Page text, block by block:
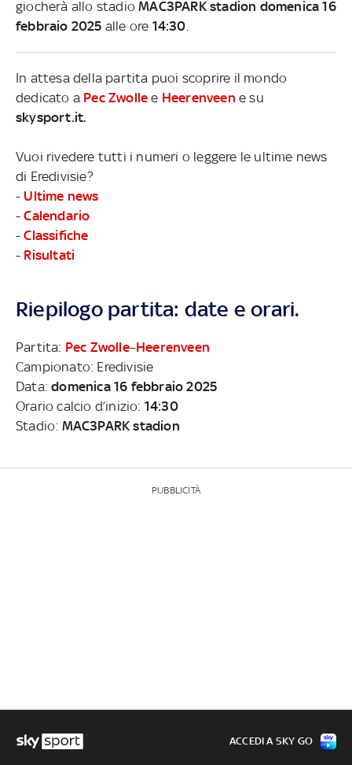
giocherà allo stadioMAC3PARK stadion domenica 16
febbraio 2025 alle ore 14:30
In attesa della partita puoi scoprire il mondo
dedicato a Pec Zwolle e Heerenveen e su
skysport.it.
Vuoi rivedere tutti i numeri o leggere le ultime news
di Eredivisie?
- Ultime news
-Calendario
-Classifiche
- Risultati
Riepilogo partita: date e orari.
Partita: Pec Zwolle–Heerenveen
Campionato: Eredivisie
Data:domenica 16 febbraio 2025
Orario calcio d’inizio: 14:30
Stadio: MAC3PARK stadion
PUBBLICITÀ
ACCEDI A SKY GO